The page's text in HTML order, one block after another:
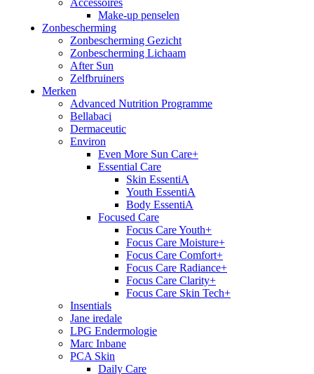
Accessoires
Make-up penselen
Zonbescherming
Zonbescherming Gezicht
Zonbescherming Lichaam
After Sun
Zelfbruiners
Merken
Advanced Nutrition Programme
Bellabaci
Dermaceutic
Environ
Even More Sun Care+
Essential Care
Skin EssentiA
Youth EssentiA
Body EssentiA
Focused Care
Focus Care Youth+
Focus Care Moisture+
Focus Care Comfort+
Focus Care Radiance+
Focus Care Clarity+
Focus Care Skin Tech+
Insentials
Jane iredale
LPG Endermologie
Marc Inbane
PCA Skin
Daily Care